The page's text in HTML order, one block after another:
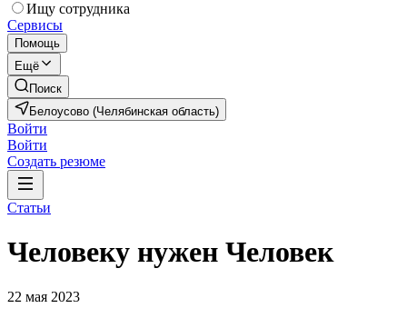
Ищу сотрудника
Сервисы
Помощь
Ещё
Поиск
Белоусово (Челябинская область)
Войти
Войти
Создать резюме
Статьи
Человеку нужен Человек
22 мая 2023